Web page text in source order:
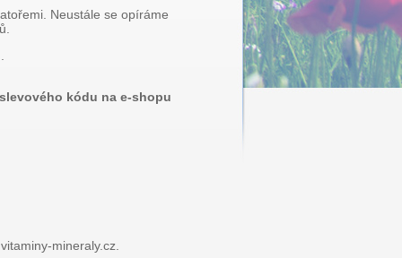
Neustále se opíráme
kódu na e-shopu
mineraly.cz.